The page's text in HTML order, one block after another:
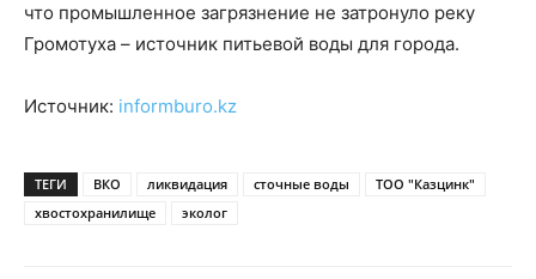
что промышленное загрязнение не затронуло реку
Громотуха – источник питьевой воды для города.
Источник: informburo.kz
ТЕГИ ВКО ликвидация сточные воды
ТОО "Казцинк"
хвостохранилище
эколог